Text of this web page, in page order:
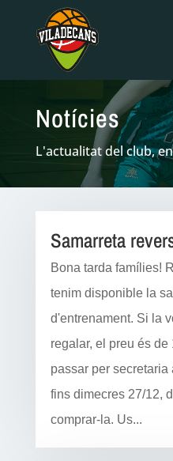
Notícies
L'actualitat del club,
Samarreta
Bona tarda famílies!
tenim disponible la
d'entrenament. Si la
regalar, el preu és de
passar per
fins dimecres 27/12,
comprar-la. Us...